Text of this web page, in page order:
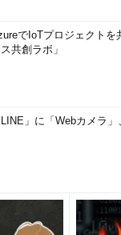
でIoTプロジェクトを
共創ラボ」
LINE」に「Webカメラ